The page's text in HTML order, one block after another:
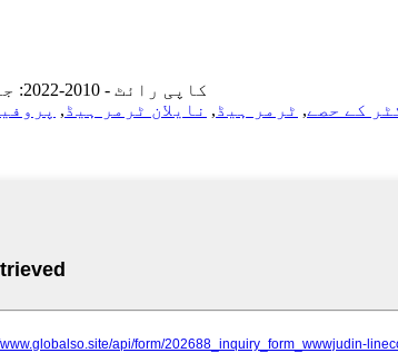
© کاپی رائٹ - 2010-2022: جملہ حقوق محفوظ ہیں۔
کے حصے, ٹرمر ہیڈ , نایلان ٹرمر ہیڈ ,